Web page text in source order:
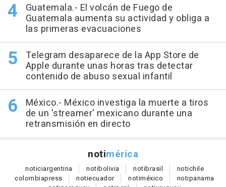
Guatemala.- El volcán de Fuego de
Guatemala aumenta su actividad y obliga a
las primeras evacuaciones
Telegram desaparece de la App Store de
Apple durante unas horas tras detectar
contenido de abuso sexual infantil
México.- México investiga la muerte a tiros
de un 'streamer' mexicano durante una
retransmisión en directo
notimérica
noticiargentina notibolivia notibrasil notichile
colombiapress notiecuador notiméxico notipanama